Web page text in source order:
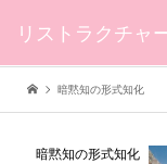
リストラクチャ
暗黙知の形式知化
暗黙知の形式知化